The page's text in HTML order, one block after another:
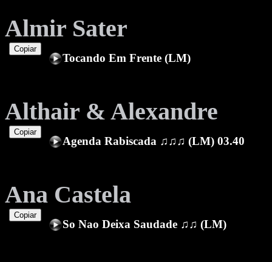
Almir Sater
Tocando Em Frente (LM)
Copiar
Althair & Alexandre
Agenda Rabiscada ♫♫♫ (LM) 03.40
Copiar
Ana Castela
So Nao Deixa Saudade ♫♫ (LM)
Copiar